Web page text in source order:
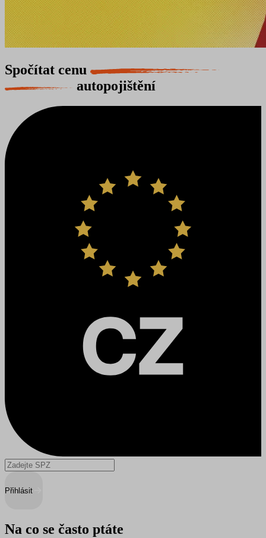
Spočítat cenu
autopojištění
Přihlásit
Na co se často ptáte